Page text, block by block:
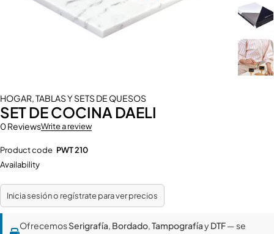
HOGAR,TABLAS Y SETS DE QUESOS
SET DE COCINA DAELI
0 ReviewsWrite a review
Product code PWT 210
Availability
Inicia sesión o regístrate para ver precios
OfrecemosSerigrafía, Bordado,TampografíayDTF— se